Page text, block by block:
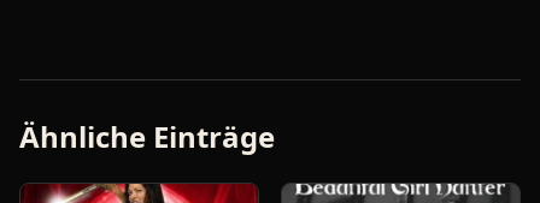
Ähnliche Einträge